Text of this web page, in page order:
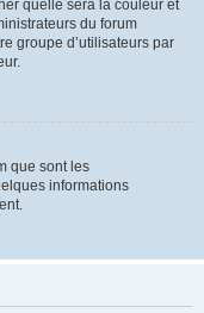
quelle sera la couleur et
du forum
groupe d’utilisateurs par
que sont les
informations